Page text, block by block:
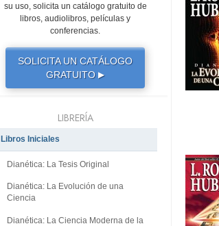
su uso, solicita un catálogo gratuito de
libros, audiolibros, películas y
conferencias.
SOLICITA UN CATÁLOGO
GRATUITO ▶
LIBRERÍA
Libros Iniciales
Dianética: La Tesis Original
Dianética: La Evolución de una
Ciencia
Dianética: La Ciencia Moderna de la